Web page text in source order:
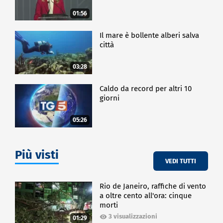
che non crede nell'Europa, che vuole uscire... Sono
ridicoli, ridicoli, così antistorici, ritardati mentali".
CRONACA
01:56
03:28
Il mare è bollente alberi salva
città
05:26
Caldo da record per altri 10
giorni
Più visti VEDI TUTTI
01:29
Rio de Janeiro, raffiche di vento
a oltre cento all'ora: cinque
morti
3 visualizzazioni